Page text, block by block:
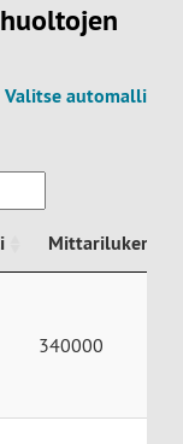
Valitse automalli
Mittarilukema
340000